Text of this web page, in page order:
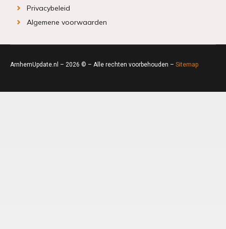
Privacybeleid
Algemene voorwaarden
ArnhemUpdate.nl – 2026 © – Alle rechten voorbehouden – Sitemap